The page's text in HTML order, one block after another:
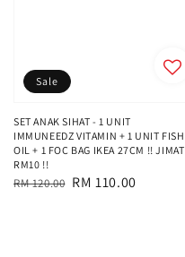
Sale
SET ANAK SIHAT - 1 UNIT
IMMUNEEDZ VITAMIN + 1 UNIT FISH
OIL + 1 FOC BAG IKEA 27CM !! JIMAT
RM10 !!
Regular
RM 120.00 Sale
RM 110.00